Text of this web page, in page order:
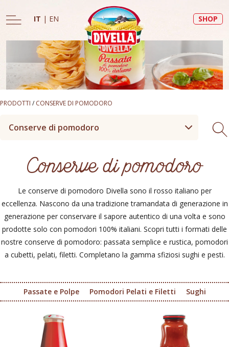
IT | EN SHOP
PRODOTTI / CONSERVE DI POMODORO
Conserve di pomodoro
Conserve di pomodoro
Le conserve di pomodoro Divella sono il rosso italiano per
eccellenza. Nascono da una tradizione tramandata di generazione in
generazione per conservare il sapore autentico di una volta e sono
prodotte solo con pomodori 100% italiani. Scopri tutti i formati delle
nostre conserve di pomodoro: passata semplice e rustica, pomodori
a cubetti, pelati, filetti. Completano la gamma sfiziosi sughi e pesti.
Passate e Polpe Pomodori Pelati e Filetti Sughi